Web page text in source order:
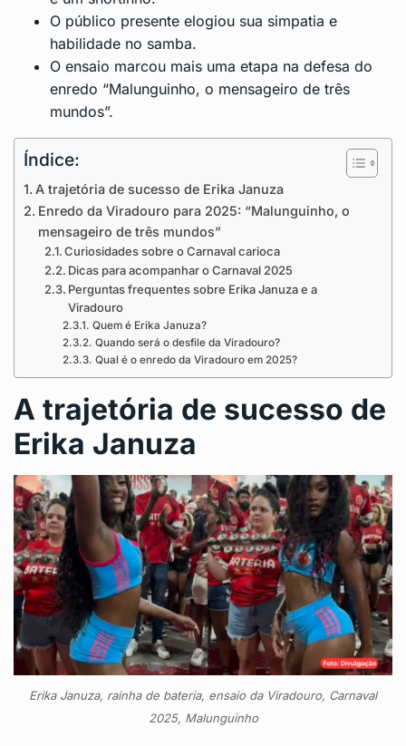
O público presente elogiou sua simpatia e
habilidade no samba.
O ensaio marcou mais uma etapa na defesa do
enredo “Malunguinho, o mensageiro de três
mundos”.
Índice:
A trajetória de sucesso de Erika Januza
Enredo da Viradouro para 2025: “Malunguinho, o
mensageiro de três mundos”
Curiosidades sobre o Carnaval carioca
Dicas para acompanhar o Carnaval 2025
Perguntas frequentes sobre Erika Januza e a
Viradouro
Quem é Erika Januza?
Quando será o desfile da Viradouro?
Qual é o enredo da Viradouro em 2025?
A trajetória de sucesso de
Erika Januza
Erika Januza, rainha de bateria, ensaio da Viradouro, Carnaval
2025, Malunguinho